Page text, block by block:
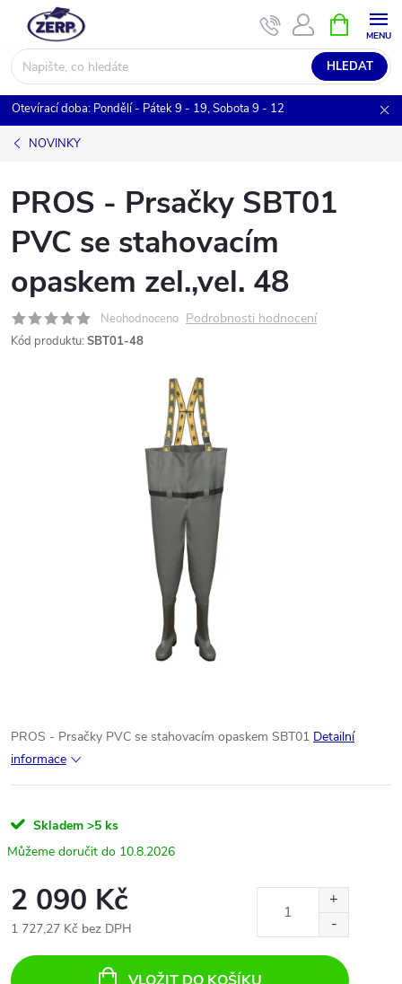
obsah
HLEDAT
NÁKUPNÍ
KOŠÍK
Otevírací doba: Pondělí - Pátek 9 - 19, Sobota 9 - 12
NOVINKY
PROS - Prsačky SBT01
PVC se stahovacím
opaskem zel.,vel. 48
Neohodnoceno Podrobnosti hodnocení
Kód produktu: SBT01-48
PROS - Prsačky PVC se stahovacím opaskem SBT01 Detailní
informace
Skladem >5 ks
10.8.2026
2 090 Kč
1 727,27 Kč bez DPH
cena: